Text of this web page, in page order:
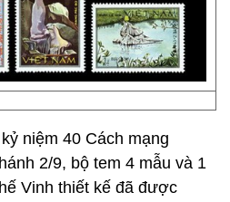
niệm 40 Cách mạng
2­/9, bộ tem 4 mẫu và 1
Vinh thiết kế đã được